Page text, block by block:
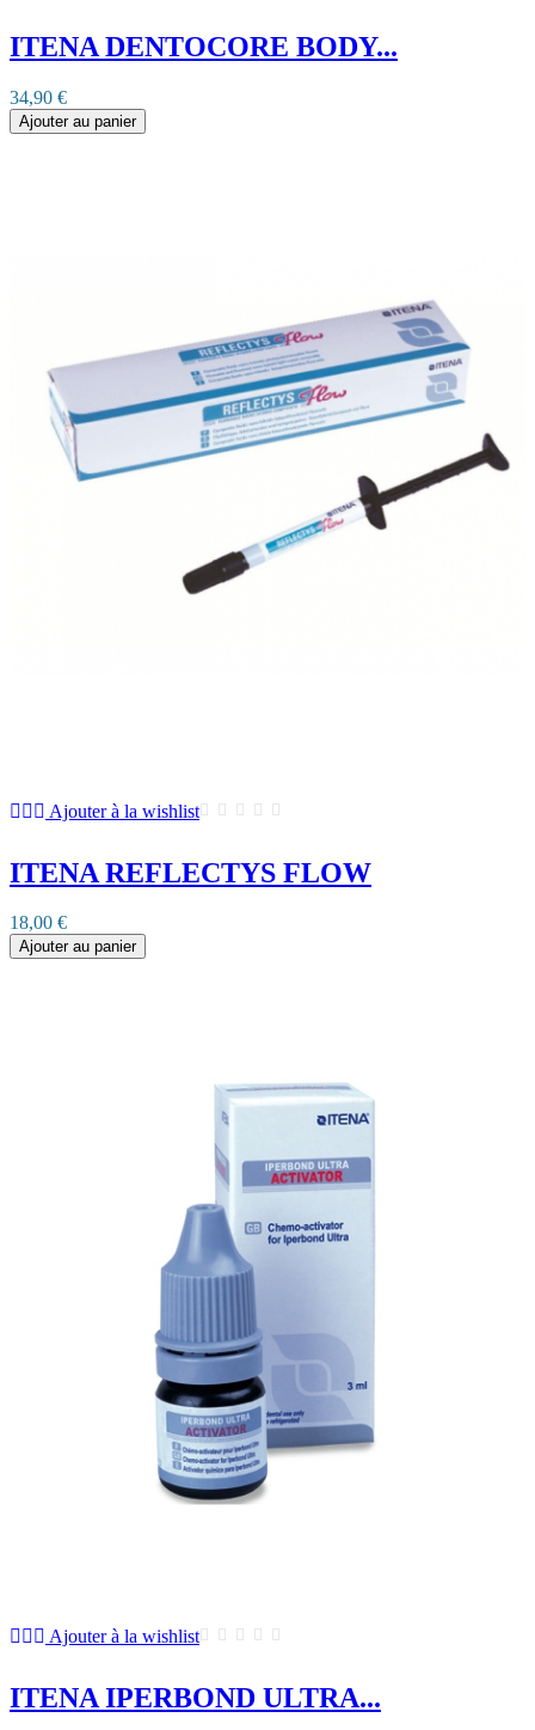
ITENA DENTOCORE BODY...
34,90 €
Ajouter au panier
Ajouter à la wishlist
ITENA REFLECTYS FLOW
18,00 €
Ajouter au panier
Ajouter à la wishlist
ITENA IPERBOND ULTRA...